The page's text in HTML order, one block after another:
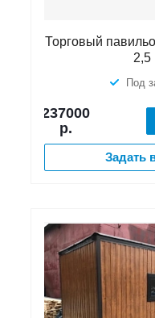
Торговый
2,5
Под
237000
р.
Задать